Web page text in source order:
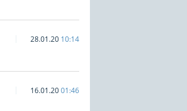
28.01.20 10:14
16.01.2001:46